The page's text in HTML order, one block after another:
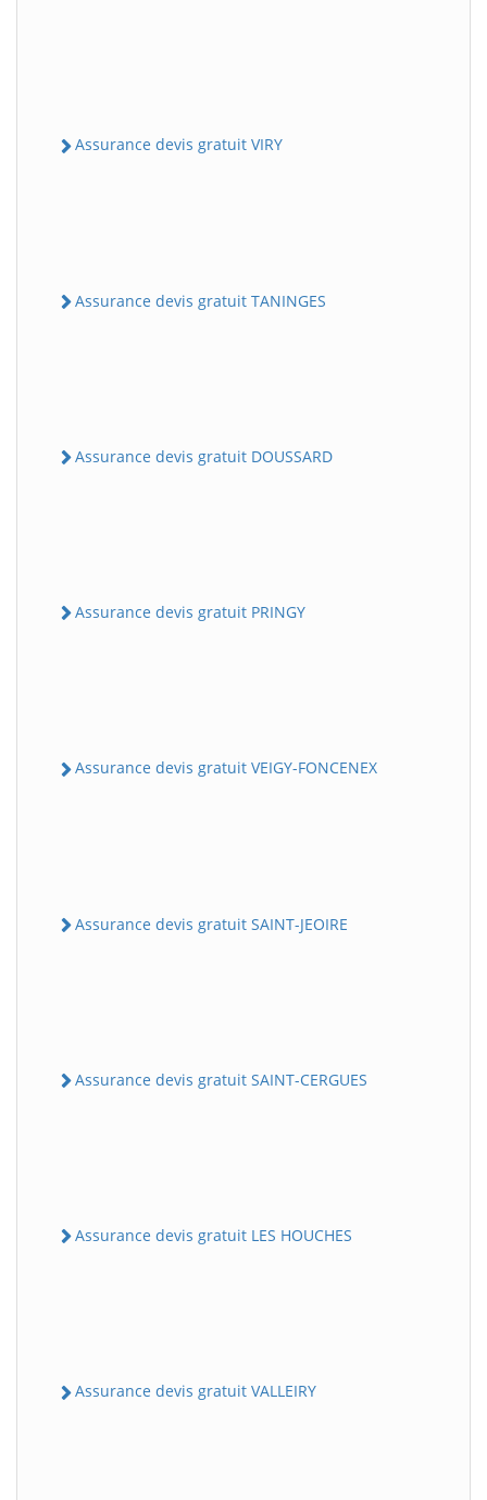
Assurance devis gratuit VIRY
Assurance devis gratuit TANINGES
Assurance devis gratuit DOUSSARD
Assurance devis gratuit PRINGY
Assurance devis gratuit VEIGY-FONCENEX
Assurance devis gratuit SAINT-JEOIRE
Assurance devis gratuit SAINT-CERGUES
Assurance devis gratuit LES HOUCHES
Assurance devis gratuit VALLEIRY